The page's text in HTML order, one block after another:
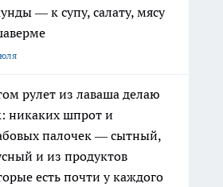
— к супу, салату, мясу
рулет из лаваша делаю
никаких шпрот и
палочек — сытный,
и из продуктов
есть почти у каждого